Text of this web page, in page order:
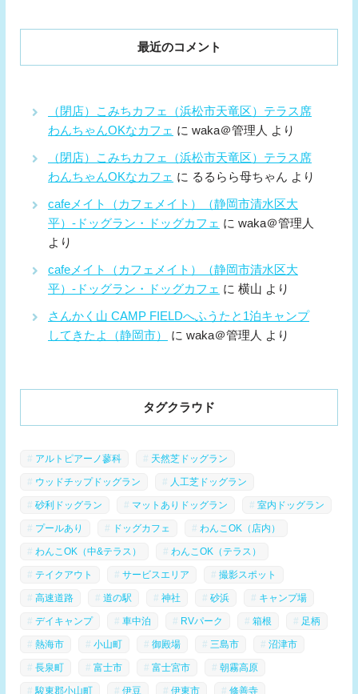
最近のコメント
（閉店）こみちカフェ（浜松市天竜区）テラス席
わんちゃんOKなカフェ に waka＠管理人 より
（閉店）こみちカフェ（浜松市天竜区）テラス席
わんちゃんOKなカフェ に るるらら母ちゃん より
cafeメイト（カフェメイト）（静岡市清水区大
平）-ドッグラン・ドッグカフェ に waka＠管理人
より
cafeメイト（カフェメイト）（静岡市清水区大
平）-ドッグラン・ドッグカフェ に 横山 より
さんかく山 CAMP FIELDへふうたと1泊キャンプ
してきたよ（静岡市）
に waka＠管理人 より
タグクラウド
アルトピアーノ蓼科 天然芝ドッグラン
ウッドチップドッグラン 人工芝ドッグラン
砂利ドッグラン マットありドッグラン 室内ドッグラン
プールあり ドッグカフェ わんこOK（店内）
わんこOK（中&テラス） わんこOK（テラス）
テイクアウト サービスエリア 撮影スポット
高速道路 道の駅 神社 砂浜 キャンプ場
デイキャンプ 車中泊 RVパーク 箱根 足柄
熱海市 小山町 御殿場 三島市 沼津市
長泉町 富士市 富士宮市 朝霧高原
駿東郡小山町 伊豆 伊東市 修善寺